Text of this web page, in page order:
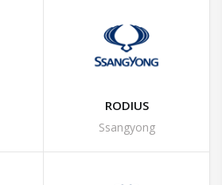
RODIUS
Ssangyong